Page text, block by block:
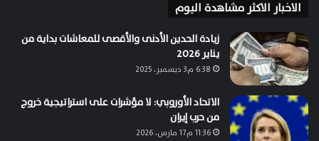
الاخبار الاكثر مشاهدة اليوم
زيادة الحدين الأدنى والأقصى للمعاشات بداية من
يناير 2026
6:38 م3 ديسمبر، 2025
الاتحاد الأوروبي: لا مؤشرات على استراتيجية خروج
من حرب إيران
11:36 م17 مارس، 2026